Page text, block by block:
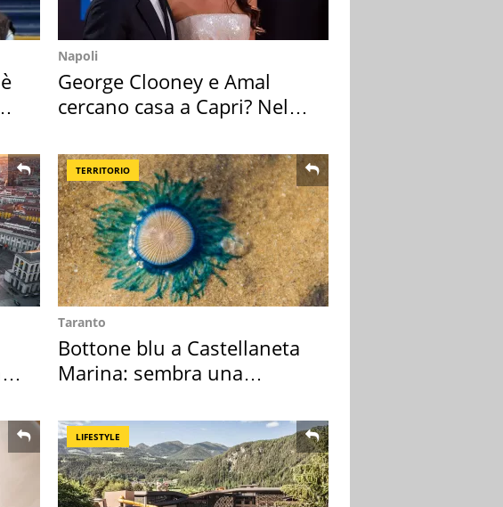
Napoli
George Clooney e Amal
cercano casa a Capri? Nel
TERRITORIO
Taranto
Bottone blu a Castellaneta
Marina: sembra una
LIFESTYLE